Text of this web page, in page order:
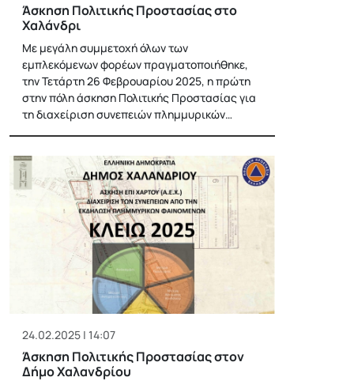
Άσκηση Πολιτικής Προστασίας στο
Χαλάνδρι
Με μεγάλη συμμετοχή όλων των
εμπλεκόμενων φορέων πραγματοποιήθηκε,
την Τετάρτη 26 Φεβρουαρίου 2025, η πρώτη
στην πόλη άσκηση Πολιτικής Προστασίας για
τη διαχείριση συνεπειών πλημμυρικών…
24.02.2025 | 14:07
Άσκηση Πολιτικής Προστασίας στον
Δήμο Χαλανδρίου